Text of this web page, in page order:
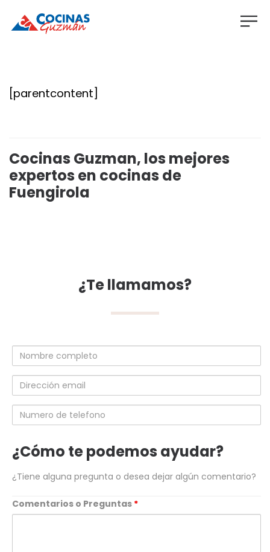
[parentcontent]
Cocinas Guzman, los mejores
expertos en cocinas de
Fuengirola
¿Te llamamos?
Nombre
completo
Dirección
email
Numero
de
¿Cómo te podemos ayudar?
¿Tiene alguna pregunta o desea dejar algún comentario?
Comentarios o Preguntas *